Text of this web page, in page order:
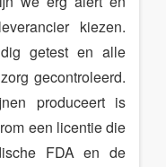
kiezen.
getest en alle
gecontroleerd.
produceert is
een licentie die
FDA en de